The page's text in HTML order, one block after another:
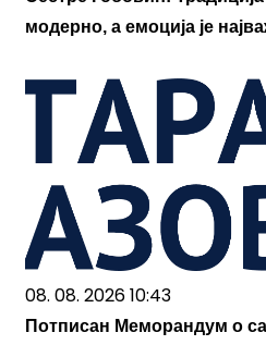
модерно, а емоција је
08. 08. 2026 10:43
Потписан Меморандум о